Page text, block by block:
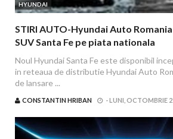
HYUNDAI
STIRI AUTO-Hyundai Auto
SUV Santa Fe pe piata nationala
Noul Hyundai Santa Fe este disponibil
in reteaua de distributie Hyundai Auto
de lansare ...
CONSTANTIN HRIBAN -LUNI, OCTOMBRIE